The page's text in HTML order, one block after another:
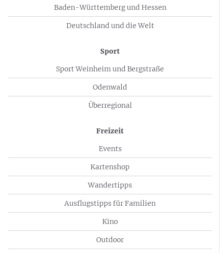
Baden-Württemberg und Hessen
Deutschland und die Welt
Sport
Sport Weinheim und Bergstraße
Odenwald
Überregional
Freizeit
Events
Kartenshop
Wandertipps
Ausflugstipps für Familien
Kino
Outdoor